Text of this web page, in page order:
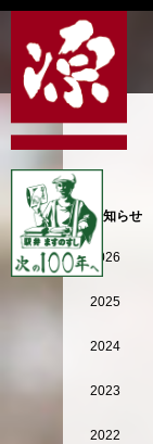
お知らせ
2026
2025
2024
2023
2022